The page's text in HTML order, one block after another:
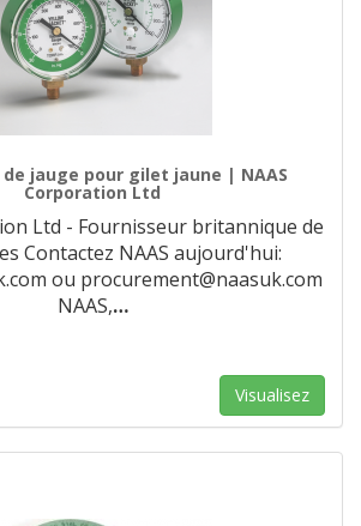
de jauge pour gilet jaune | NAAS
Corporation Ltd
Ltd - Fournisseur britannique de
Contactez NAAS aujourd'hui:
ou procurement@naasuk.com
NAAS,…
Visualisez